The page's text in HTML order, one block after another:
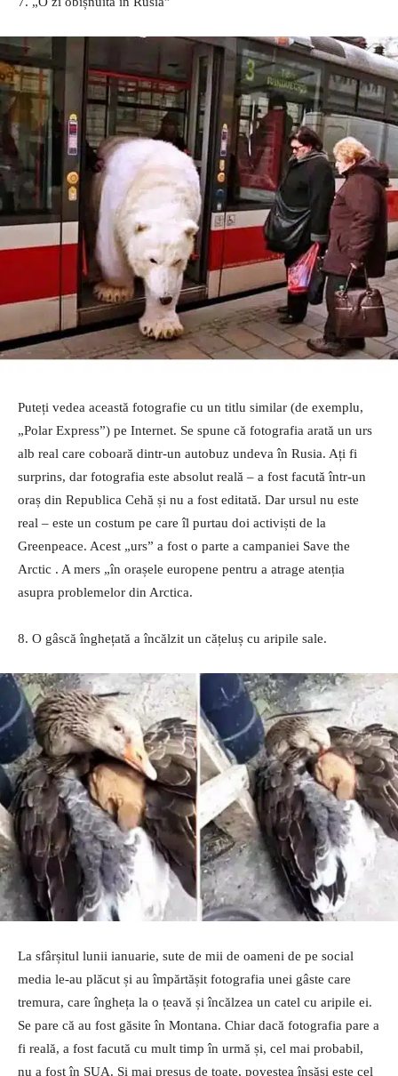
Puteți vedea această fotografie cu un titlu similar (de exemplu,
„Polar Express”) pe Internet. Se spune că fotografia arată un urs
alb real care coboară dintr-un autobuz undeva în Rusia. Ați fi
surprins, dar fotografia este absolut reală – a fost facută într-un
oraș din Republica Cehă și nu a fost editată. Dar ursul nu este
real – este un costum pe care îl purtau doi activiști de la
Greenpeace. Acest „urs” a fost o parte a campaniei Save the
Arctic . A mers „în orașele europene pentru a atrage atenția
asupra problemelor din Arctica.
8. O gâscă înghețată a încălzit un cățeluș cu aripile sale.
La sfârșitul lunii ianuarie, sute de mii de oameni de pe social
media le-au plăcut și au împărtășit fotografia unei gâste care
tremura, care îngheța la o țeavă și încălzea un catel cu aripile ei.
Se pare că au fost găsite în Montana. Chiar dacă fotografia pare a
fi reală, a fost facută cu mult timp în urmă și, cel mai probabil,
nu a fost în SUA. Și mai presus de toate, povestea însăși este cel